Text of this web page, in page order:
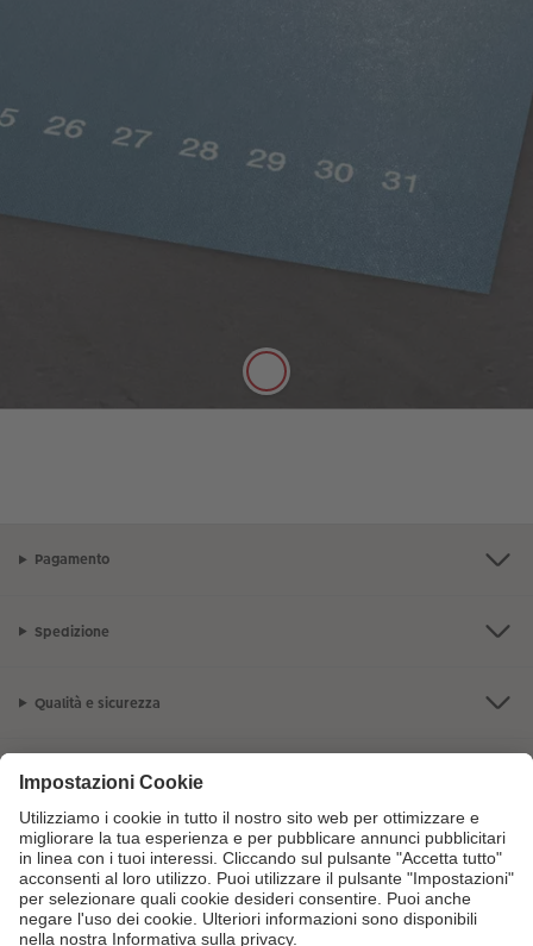
Colori saturi, effetto opaco
Il tipo di carta di alta qualità per la stampa
digitale: con uno spessore di 250 g/m² e
Pagamento
Spedizione
Qualità e sicurezza
Servizio clienti
L'azienda CEWE
I nostri prodotti